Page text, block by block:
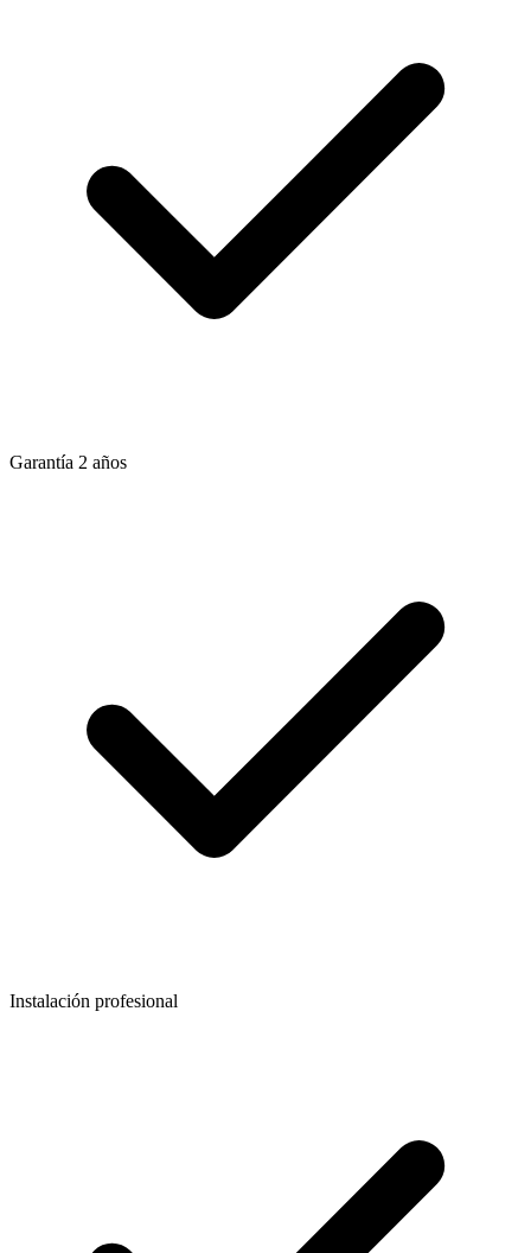
Garantía 2 años
Instalación profesional